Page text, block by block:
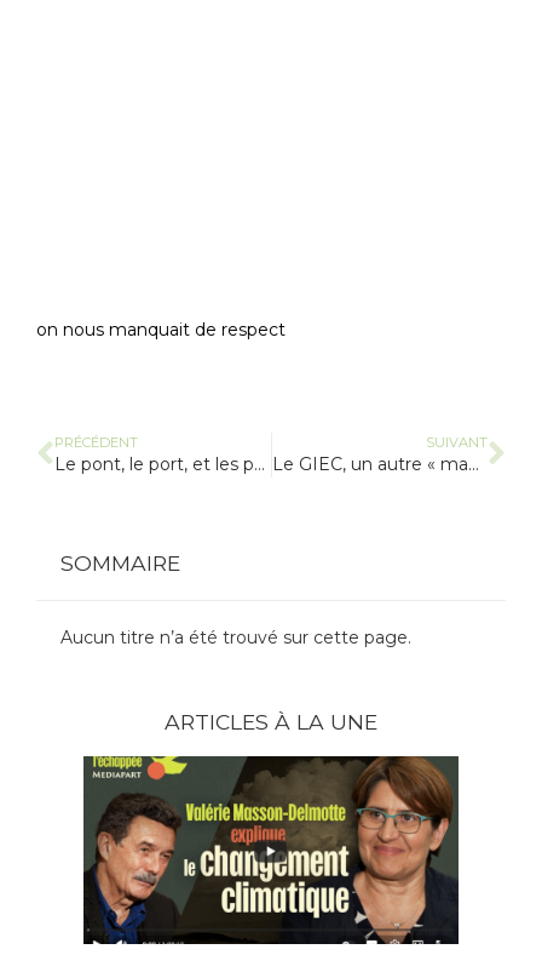
on nous manquait de respect
PRÉCÉDENT
Le pont, le port, et les paysan-e-s
SUIVANT
Le GIEC, un autre « machin » onusien ?
SOMMAIRE
Aucun titre n’a été trouvé sur cette page.
ARTICLES À LA UNE